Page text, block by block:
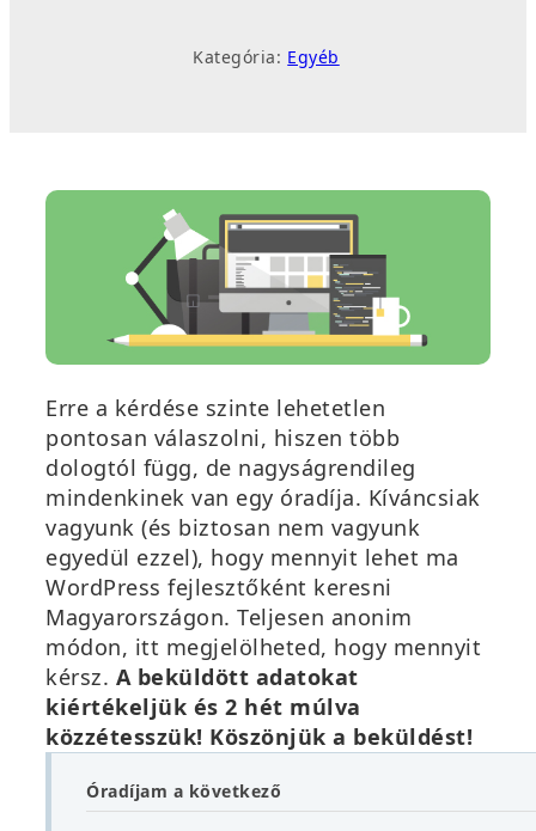
Kategória: Egyéb
Erre a kérdése szinte lehetetlen
pontosan válaszolni, hiszen több
dologtól függ, de nagyságrendileg
mindenkinek van egy óradíja. Kíváncsiak
vagyunk (és biztosan nem vagyunk
egyedül ezzel), hogy mennyit lehet ma
WordPress fejlesztőként keresni
Magyarországon. Teljesen anonim
módon, itt megjelölheted, hogy mennyit
kérsz. A beküldött adatokat
kiértékeljük és 2 hét múlva
közzétesszük! Köszönjük a beküldést!
Óradíjam a következő